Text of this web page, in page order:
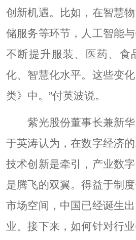
创新机遇。比如，在智慧
储服务等环节，人工智能
不断提升服装、医药、食
化、智慧化水平。这些变
类》中。”付英波说。
紫光股份董事长兼新华
于英涛认为，在数字经济
技术创新是牵引，产业数
是腾飞的双翼。得益于制
市场空间，中国已经诞生
业。接下来，如何针对行